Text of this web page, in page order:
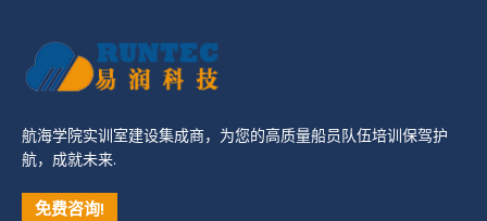
航海学院实训室建设集成商，为您的高质量船员队伍培训保驾护
航，成就未来.
免费咨询!